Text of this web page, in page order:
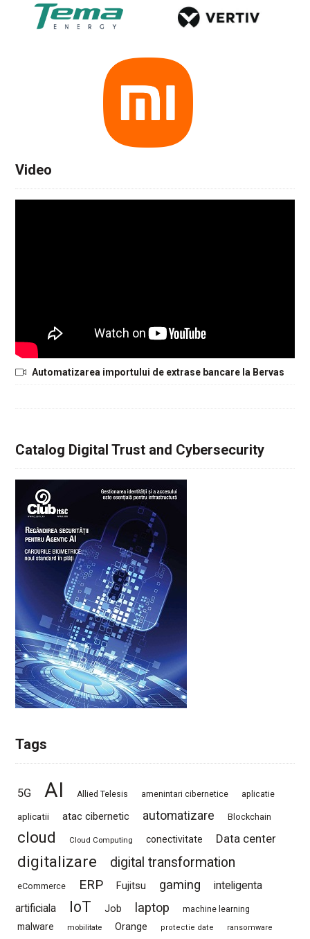
Video
Automatizarea importului de extrase bancare la Bervas
Catalog Digital Trust and Cybersecurity
Tags
5G AI Allied Telesis amenintari cibernetice aplicatie
aplicatii atac cibernetic automatizare Blockchain
cloud Cloud Computing conectivitate Data center
digitalizare digital transformation
eCommerce ERP Fujitsu gaming
inteligenta
artificiala
IoT Job laptop machine learning
malware mobilitate Orange protectie date ransomware